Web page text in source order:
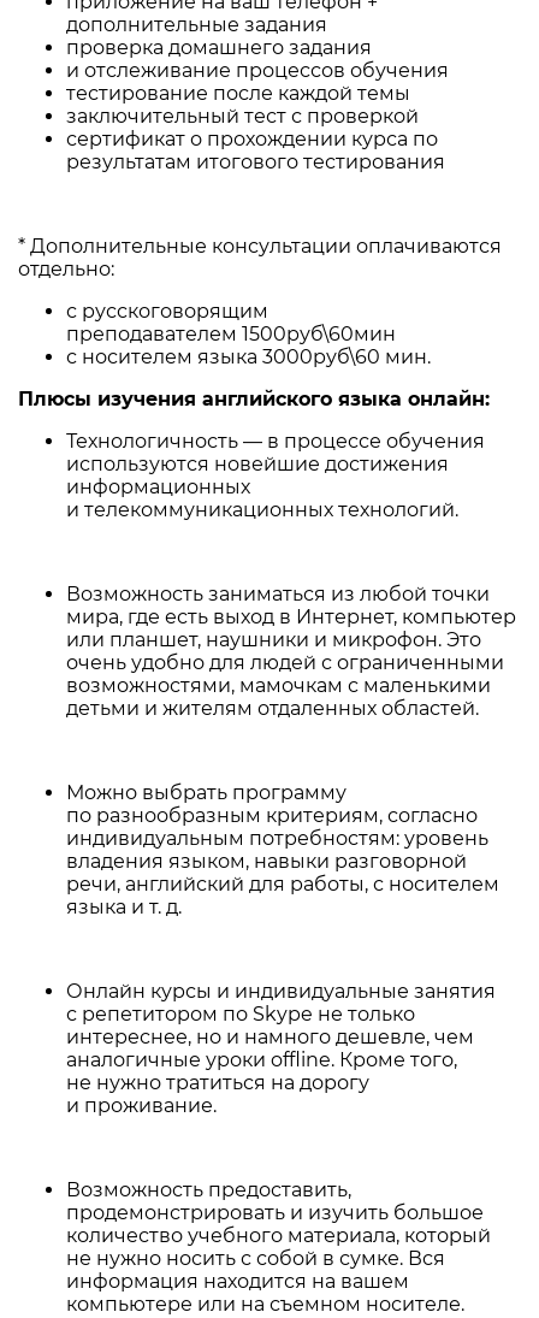
дополнительные задания
проверка домашнего задания
и отслеживание процессов обучения
тестирование после каждой темы
заключительный тест с проверкой
сертификат о прохождении курса по
результатам итогового тестирования
* Дополнительные консультации оплачиваются
отдельно:
с русскоговорящим
преподавателем 1500руб\60мин
с носителем языка 3000руб\60 мин.
Плюсы изучения английского языка онлайн:
Технологичность — в процессе обучения
используются новейшие достижения
информационных
и телекоммуникационных технологий.
Возможность заниматься из любой точки
мира, где есть выход в Интернет, компьютер
или планшет, наушники и микрофон. Это
очень удобно для людей с ограниченными
возможностями, мамочкам с маленькими
детьми и жителям отдаленных областей.
Можно выбрать программу
по разнообразным критериям, согласно
индивидуальным потребностям: уровень
владения языком, навыки разговорной
речи, английский для работы, с носителем
языка и т. д.
Онлайн курсы и индивидуальные занятия
с репетитором по Skype не только
интереснее, но и намного дешевле, чем
аналогичные уроки offline. Кроме того,
не нужно тратиться на дорогу
и проживание.
Возможность предоставить,
продемонстрировать и изучить большое
количество учебного материала, который
не нужно носить с собой в сумке. Вся
информация находится на вашем
компьютере или на съемном носителе.